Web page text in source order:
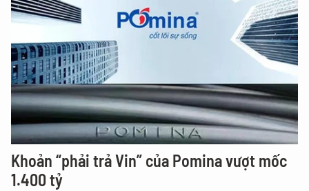
Khoản “phải trả Vin” của Pomina vượt mốc
1.400 tỷ